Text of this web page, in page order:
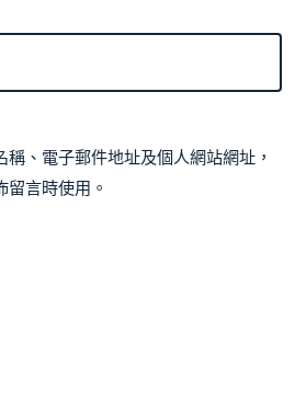
稱、電子郵件地址及個人網站網址，
留言時使用。